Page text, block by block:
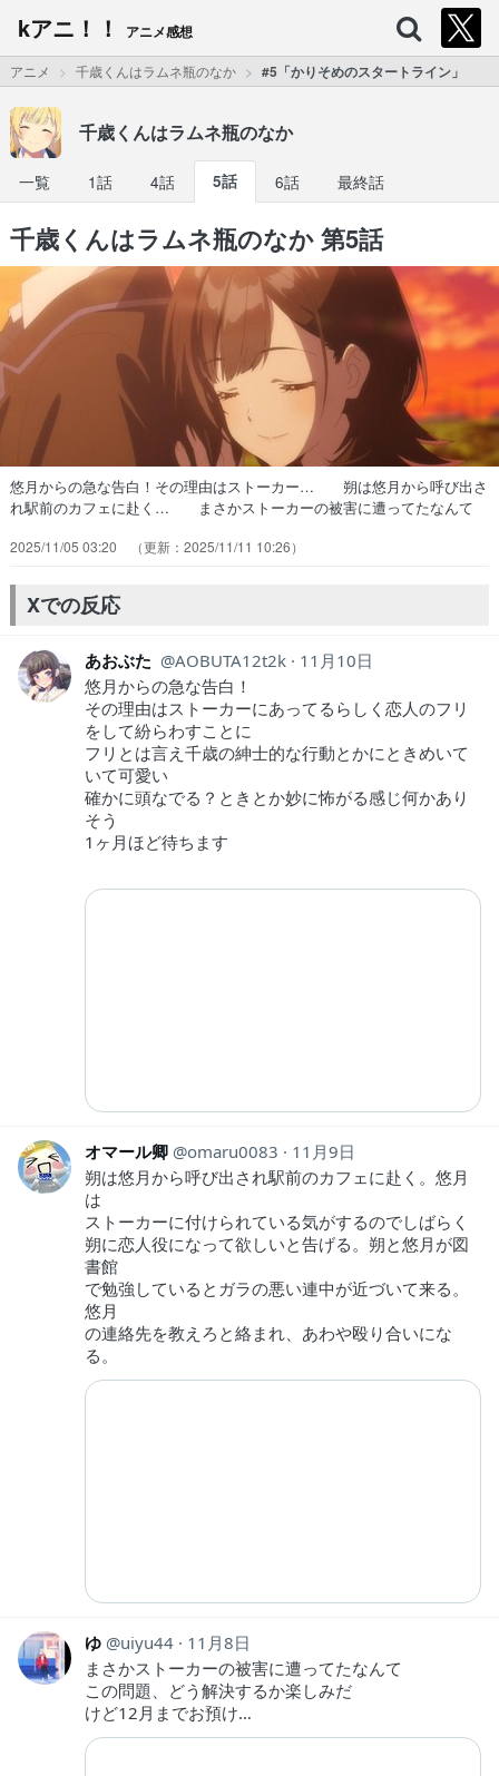
kアニ！！ アニメ感想
アニメ 千歳くんはラムネ瓶のなか #5「かりそめのスタートライン」
千歳くんはラムネ瓶のなか
一覧 1話 4話 5話 6話 最終話
千歳くんはラムネ瓶のなか 第5話
悠月からの急な告白！その理由はストーカー… 朔は悠月から呼び出さ
れ駅前のカフェに赴く… まさかストーカーの被害に遭ってたなんて
た健太見れて良いよね!アニ… 七瀬悠月、ヤンキー絡みの案件に自分
新スポット、城東橋付近なかなか良… それは今日じゃないんかいこの
２人の会話め… うーん、ここからが本番（本編）というには…
2025/11/05 03:20 2025/11/11 10:26
Xでの反応
あおぶた AOBUTA12t2k
11月10日
悠月からの急な告白！
その理由はストーカーにあってるらしく恋人のフリ
をして紛らわすことに
フリとは言え千歳の紳士的な行動とかにときめいて
いて可愛い
確かに頭なでる？ときとか妙に怖がる感じ何かあり
そう
1ヶ月ほど待ちます
オマール卿 omaru0083
11月9日
朔は悠月から呼び出され駅前のカフェに赴く。悠月
は
ストーカーに付けられている気がするのでしばらく
朔に恋人役になって欲しいと告げる。朔と悠月が図
書館
で勉強しているとガラの悪い連中が近づいて来る。
悠月
の連絡先を教えろと絡まれ、あわや殴り合いにな
る。
ゆ uiyu44
11月8日
まさかストーカーの被害に遭ってたなんて
この問題、どう解決するか楽しみだ
けど12月までお預け…